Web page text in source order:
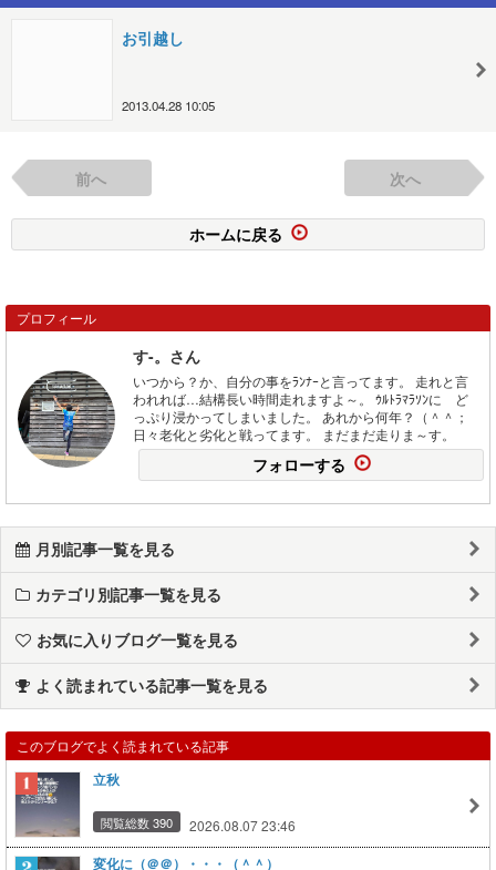
お引越し
2013.04.28 10:05
前へ 次へ
ホームに戻る
プロフィール
す-。さん
いつから？か、自分の事をﾗﾝﾅｰと言ってます。 走れと言
われれば…結構長い時間走れますよ～。 ｳﾙﾄﾗﾏﾗｿﾝに ど
っぷり浸かってしまいました。 あれから何年？（＾＾；
日々老化と劣化と戦ってます。 まだまだ走りま～す。
フォローする
月別記事一覧を見る
カテゴリ別記事一覧を見る
お気に入りブログ一覧を見る
よく読まれている記事一覧を見る
このブログでよく読まれている記事
立秋
閲覧総数 390 2026.08.07 23:46
変化に（＠＠）・・・（＾＾）